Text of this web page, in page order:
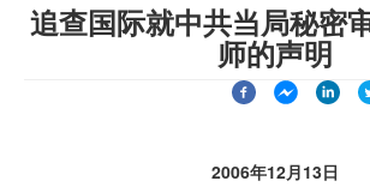
追查国际就中共当局秘密
师的声明
2006年12月13日